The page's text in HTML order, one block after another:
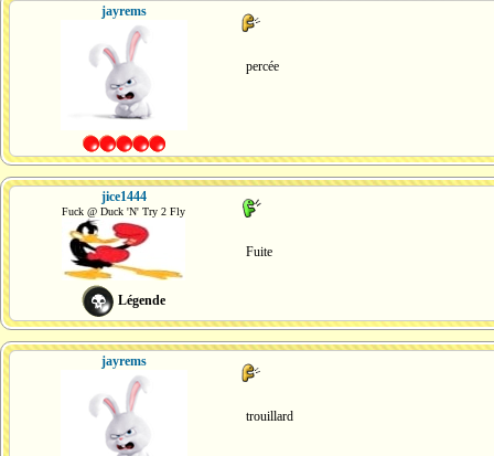
jayrems
percée
jice1444
Fuck @ Duck 'N' Try 2 Fly
Légende
Fuite
jayrems
trouillard